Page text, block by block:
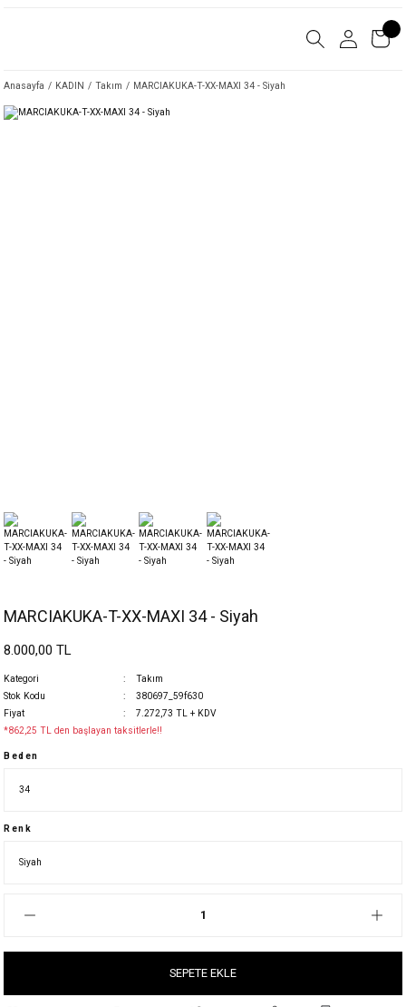
Anasayfa KADIN Takım MARCIAKUKA-T-XX-MAXI 34 - Siyah
MARCIAKUKA-T-XX-MAXI 34 - Siyah
8.000,00 TL
Kategori
Takım
Stok Kodu
380697_59f630
Fiyat
7.272,73 TL + KDV
*862,25 TL den başlayan taksitlerle!!
Beden
Renk
SEPETE EKLE